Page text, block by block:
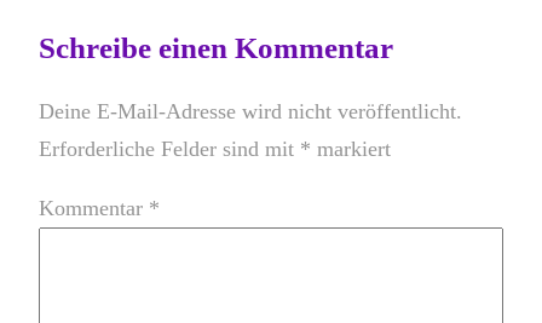
Schreibe einen Kommentar
Deine E-Mail-Adresse wird nicht veröffentlicht.
Erforderliche Felder sind mit * markiert
Kommentar *